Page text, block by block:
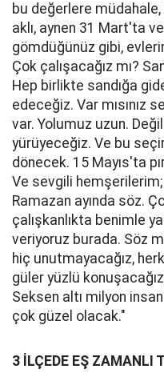
bu değerlere müdahale,
aklı, aynen 31 Mart'ta
gömdüğünüz gibi,
Çok çalışacağız mı?
Hep birlikte sandığa
edeceğiz. Var mısınız
var. Yolumuz uzun.
yürüyeceğiz. Ve bu
dönecek. 15 Mayıs'ta
Ve sevgili
Ramazan ayında söz.
çalışkanlıkta benimle
veriyoruz burada. Söz
hiç unutmayacağız,
güler yüzlü
Seksen altı milyon
çok güzel olacak."
3 İLÇEDE EŞ ZAMANLI